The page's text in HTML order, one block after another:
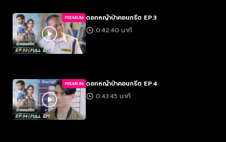
PREMIUM ดอกหญ้าป่าคอนกรีต EP.3
0:42:40 นาที
PREMIUM ดอกหญ้าป่าคอนกรีต EP.4
0:43:45 นาที